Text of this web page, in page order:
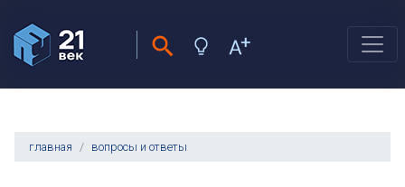
главная вопросы и ответы